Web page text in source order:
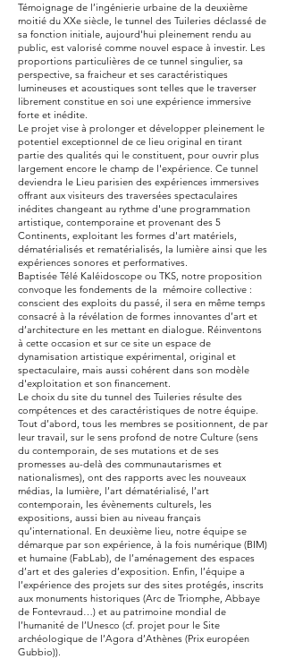
Témoignage de l’ingénierie urbaine de la deuxième
moitié du XXe siècle, le tunnel des Tuileries déclassé de
sa fonction initiale, aujourd'hui pleinement rendu au
public, est valorisé comme nouvel espace à investir. Les
proportions particulières de ce tunnel singulier, sa
perspective, sa fraicheur et ses caractéristiques
lumineuses et acoustiques sont telles que le traverser
librement constitue en soi une expérience immersive
forte et inédite.
Le projet vise à prolonger et développer pleinement le
potentiel exceptionnel de ce lieu original en tirant
partie des qualités qui le constituent, pour ouvrir plus
largement encore le champ de l'expérience. Ce tunnel
deviendra le Lieu parisien des expériences immersives
offrant aux visiteurs des traversées spectaculaires
inédites changeant au rythme d'une programmation
artistique, contemporaine et provenant des 5
Continents, exploitant les formes d'art matériels,
dématérialisés et rematérialisés, la lumière ainsi que les
expériences sonores et performatives.
Baptisée Télé Kaléidoscope ou TKS, notre proposition
convoque les fondements de la mémoire collective :
conscient des exploits du passé, il sera en même temps
consacré à la révélation de formes innovantes d’art et
d’architecture en les mettant en dialogue. Réinventons
à cette occasion et sur ce site un espace de
dynamisation artistique expérimental, original et
spectaculaire, mais aussi cohérent dans son modèle
d'exploitation et son financement.
Le choix du site du tunnel des Tuileries résulte des
compétences et des caractéristiques de notre équipe.
Tout d’abord, tous les membres se positionnent, de par
leur travail, sur le sens profond de notre Culture (sens
du contemporain, de ses mutations et de ses
promesses au-delà des communautarismes et
nationalismes), ont des rapports avec les nouveaux
médias, la lumière, l’art dématérialisé, l’art
contemporain, les évènements culturels, les
expositions, aussi bien au niveau français
qu’international. En deuxième lieu, notre équipe se
démarque par son expérience, à la fois numérique (BIM)
et humaine (FabLab), de l’aménagement des espaces
d’art et des galeries d’exposition. Enfin, l’équipe a
l’expérience des projets sur des sites protégés, inscrits
aux monuments historiques (Arc de Triomphe, Abbaye
de Fontevraud…) et au patrimoine mondial de
l’humanité de l’Unesco (cf. projet pour le Site
archéologique de l’Agora d’Athènes (Prix européen
Gubbio)).